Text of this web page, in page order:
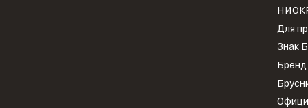
Для
Знак
Бренд